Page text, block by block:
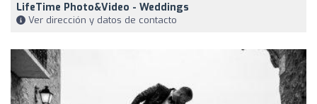
LifeTime Photo&Video - Weddings
Ver dirección y datos de contacto